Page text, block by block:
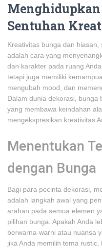
Menghidupkan
Sentuhan
Kreativitas bunga dan
adalah cara yang
dan karakter pada ruang
tetapi juga memiliki
mengubah mood, dan
Dalam dunia dekorasi, bunga
yang membawa keindahan
mengekspresikan kreativitas
Menentukan
dengan Bunga
Bagi para pecinta dekorasi,
adalah langkah awal yang
arahan pada semua elemen
pilihan bunga. Apakah Anda
berwarna-warni atau nuansa
jika Anda memilih tema